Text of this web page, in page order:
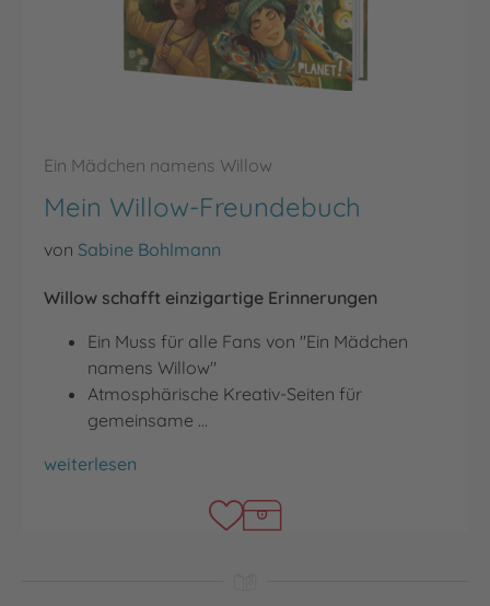
Ein Mädchen namens Willow
Mein Willow-Freundebuch
von Sabine Bohlmann
Willow schafft einzigartige Erinnerungen
Ein Muss für alle Fans von "Ein Mädchen
namens Willow"
Atmosphärische Kreativ-Seiten für
gemeinsame …
Mein Willow-Freundebuch
weiterlesen